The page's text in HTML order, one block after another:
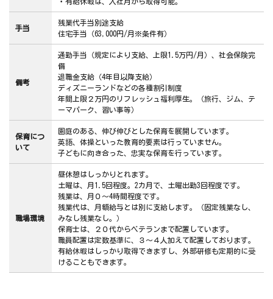
手当
残業代手当別途支給
住宅手当（63,000円/月※条件有）
備考
通勤手当（規定により支給、上限1.5万円/月）、社会保険完
備
退職金支給（4年目以降支給）
ディズニーランドなどの各種割引制度
年間上限２万円のリフレッシュ福利厚生。（旅行、ジム、テ
ーマパーク、習い事等）
保育につ
いて
園庭のある、伸び伸びとした保育を展開しています。
英語、体操といった教育的要素は行っていません。
子どもに向き合った、忠実な保育を行っています。
職場環境
昼休憩はしっかりとれます。
土曜は、月1.5回程度。2カ月で、土曜出勤3回程度です。
残業は、月０～4時間程度です。
残業代は、月額給与とは別に支給します。（固定残業なし、
みなし残業なし。）
保育士は、２０代からベテランまで配置しています。
職員配置は定数基準に、３～４人加えて配置しております。
有給休暇はしっかり取得できますし、外部研修も定期的に受
けることもできます。